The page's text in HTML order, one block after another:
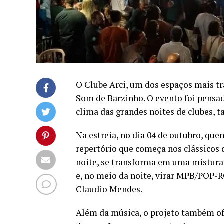
O Clube Arci, um dos espaços mais
Som de Barzinho. O evento foi
clima das grandes noites de clubes,
Na estreia, no dia 04 de outubro,
repertório que começa nos clássicos
noite, se transforma em uma mistura
e, no meio da noite, virar MPB/
Claudio Mendes.
Além da música, o projeto também